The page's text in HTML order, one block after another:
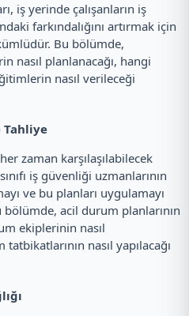
iş yerinde çalışanların iş
farkındalığını artırmak için
Bu bölümde,
nasıl planlanacağı, hangi
nasıl verileceği
Tahliye
zaman karşılaşılabilecek
iş güvenliği uzmanlarının
ve bu planları uygulamayı
acil durum planlarının
ekiplerinin nasıl
nasıl yapılacağı